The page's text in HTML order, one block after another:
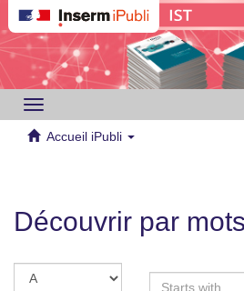
Toggle
navigation
Accueil iPubli
Découvrir par